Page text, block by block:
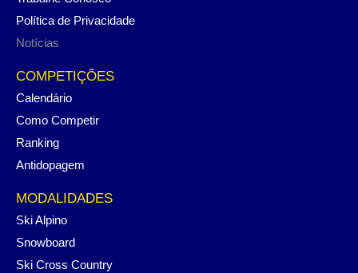
Política de Privacidade
Notícias
COMPETIÇÕES
Calendário
Como Competir
Ranking
Antidopagem
MODALIDADES
Ski Alpino
Snowboard
Ski Cross Country